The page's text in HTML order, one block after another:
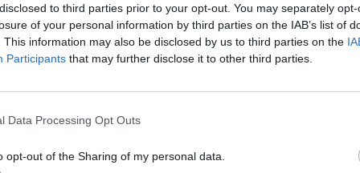
to third parties prior to your opt-out. You may separately
of your personal information by third parties on the IAB’s list of
This information may also be disclosed by us to third parties on the
Participants that may further disclose it to other third parties.
Data Processing Opt Outs
opt-out of the Sharing of my personal data.
Előzmény:#413vcsmate #414
máris a duplájára, 1,75 euróra ugrott (a bázis 0,82
növekedési modellt"
Megtévesztően felpumpálja az eredményt.
mutatja be a helyzetet.